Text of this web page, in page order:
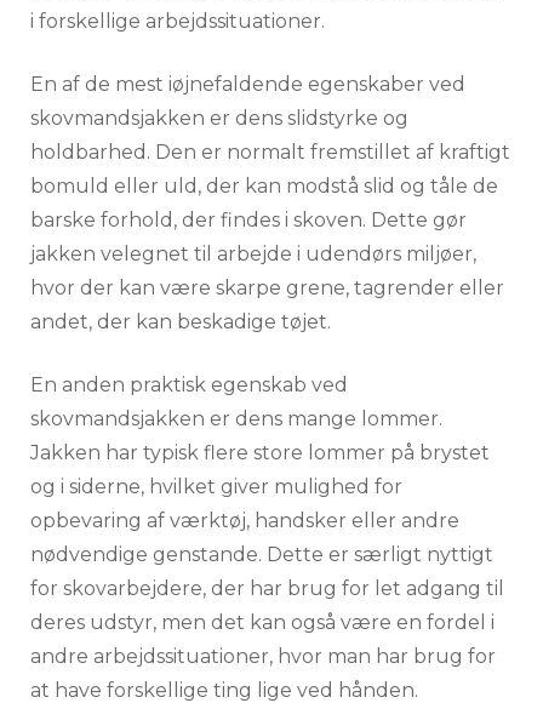
i forskellige arbejdssituationer.
En af de mest iøjnefaldende egenskaber ved
skovmandsjakken er dens slidstyrke og
holdbarhed. Den er normalt fremstillet af kraftigt
bomuld eller uld, der kan modstå slid og tåle de
barske forhold, der findes i skoven. Dette gør
jakken velegnet til arbejde i udendørs miljøer,
hvor der kan være skarpe grene, tagrender eller
andet, der kan beskadige tøjet.
En anden praktisk egenskab ved
skovmandsjakken er dens mange lommer.
Jakken har typisk flere store lommer på brystet
og i siderne, hvilket giver mulighed for
opbevaring af værktøj, handsker eller andre
nødvendige genstande. Dette er særligt nyttigt
for skovarbejdere, der har brug for let adgang til
deres udstyr, men det kan også være en fordel i
andre arbejdssituationer, hvor man har brug for
at have forskellige ting lige ved hånden.